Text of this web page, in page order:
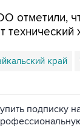
отметили,
край
подписку